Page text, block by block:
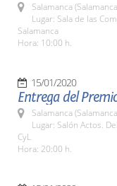
Salamanca
Lugar: Sala de las
Salamanca
Hora: 10:00 h.
15/01/2020
Entrega del
Salamanca
Lugar: Salón Actos.
CyL
Hora: 20:00 h.